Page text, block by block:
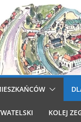
KOLEJ